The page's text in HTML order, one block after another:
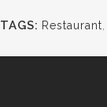
TAGS: Restaurant